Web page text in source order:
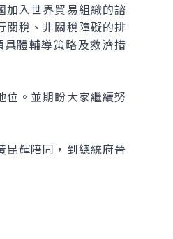
入世界貿易組織的諮
關稅、非關稅障礙的排
體輔導策略及救濟措
。並期盼大家繼續努
輝陪同，到總統府晉